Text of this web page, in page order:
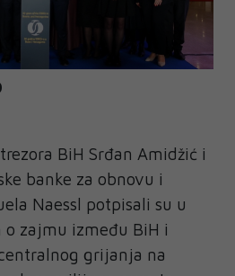
BiH Srđan Amidžić i
banke za obnovu i
Naessl potpisali su u
o zajmu između BiH i
grijanja na